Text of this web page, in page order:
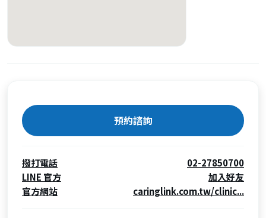
預約諮詢
撥打電話
02-27850700
LINE 官方
加入好友
官方網站
caringlink.com.tw/clinic...